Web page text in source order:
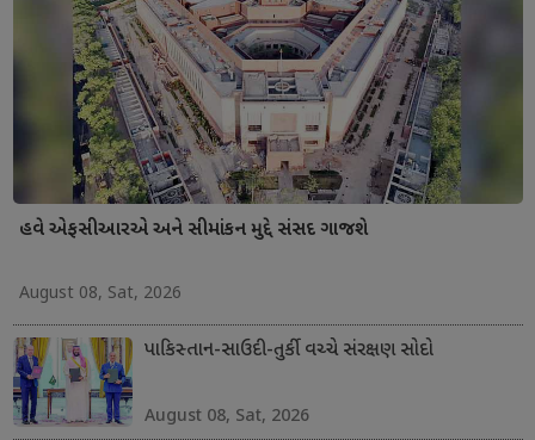
હવે એફસીઆરએ અને સીમાંકન મુદ્દે સંસદ ગાજશે
August 08, Sat, 2026
પાકિસ્તાન-સાઉદી-તુર્કી વચ્ચે સંરક્ષણ સોદો
August 08, Sat, 2026